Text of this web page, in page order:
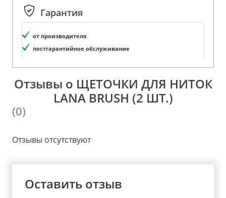
Гарантия
от производителя
постгарантийное обслуживание
Отзывы о ЩЕТОЧКИ ДЛЯ НИТОК
LANA BRUSH (2 ШТ.)
(0)
Отзывы отсутствуют
Оставить отзыв